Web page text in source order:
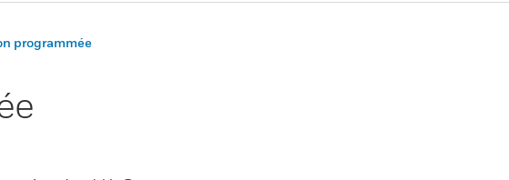
programmée